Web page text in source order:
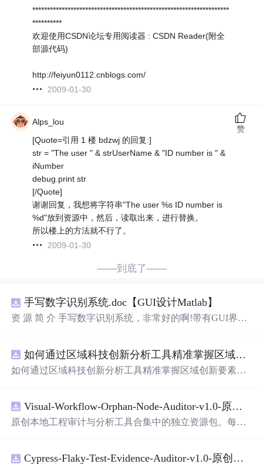
*******************************************************************
**********
欢迎使用CSDN论坛专用阅读器 : CSDN Reader(附全
部源代码)
http://feiyun0112.cnblogs.com/
2009-01-30
Alps_lou
[Quote=引用 1 楼 bdzwj 的回复:]
str = "The user " & strUserName & "ID number is " &
iNumber
debug.print str
[/Quote]
谢谢回复，我想将字符串"The user %s ID number is
%d"放到资源中，然后，读取出来，进行替换。
所以楼上的方法就不行了。
2009-01-30
赞
——到底了——
手写数字识别系统.doc【GUI设计Matlab】
资 源 简 介 手写数字识别系统，非常好的啊!带有GUI界
带有直观的图形用户界面（GUI），非常容易使用。你只
需要将手写数字输入系统，它将立即给出准确的识别结
是一个非常方便和实用的工具，你一定会喜欢它的！
如何通过区域科技创新分析工具精准掌握区域创新要素分布与产业链融合现状？.docx
如何通过区域科技创新分析工具精准掌握区域创新要素分
Visual-Workflow-Orphan-Node-Auditor-v1.0-原创源码与文档.zip
原创本地工程审计与分析工具合集中的独立资源包。每个
README、运行说明、功能清单、MIT License及原创与授
Cypress-Flaky-Test-Evidence-Auditor-v1.0-原创源码与文档.zip